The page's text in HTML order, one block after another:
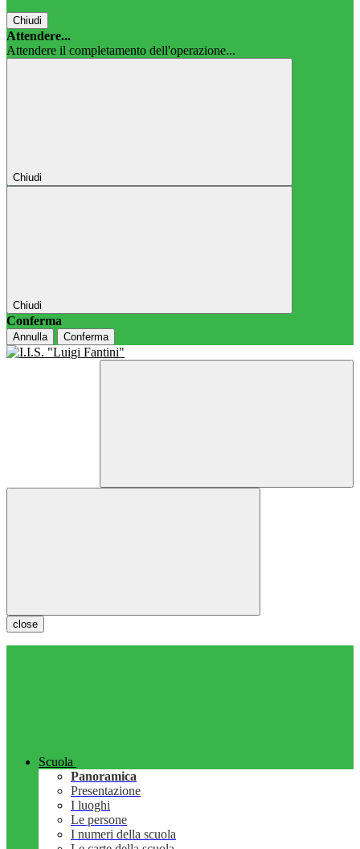
Chiudi
Attendere...
Attendere il completamento dell'operazione...
Chiudi
Chiudi
Conferma
Annulla Conferma
close
Scuola
Panoramica
Presentazione
I luoghi
Le persone
I numeri della scuola